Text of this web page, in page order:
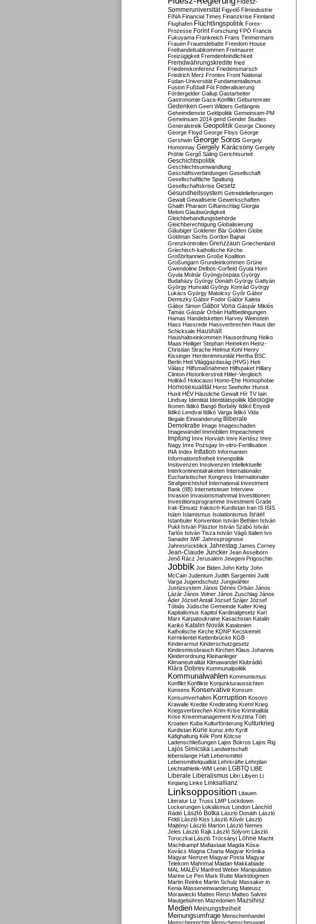
Fidesz-
Sommeruniversität Figyelő Filmindustrie
FINA Financial Times Finanzkrise Finnland
Flughafen Flüchtlingspolitik Forex-
Prozesse Forint Forschung FPÖ Francis
Fukuyama Frankreich Frans Timmermans
Frauen Frauendebatte Freedom House
Freihandelsabkommen Freimaurer
Freizügigkeit Fremdenfeindlichkeit
Fremdwährungskredite fried
Friedenskonferenz Friedensmarsch
Friedrich Merz Frontex Front National
Fudan-Universität Fundamentalismus
Fusion Fußball Fót Föderalisierung
Fördergelder Gallup Gastarbeiter
Gastronomie Gaza-Konflikt Geburtenrate
Gedenken Geert Wilders Gefängnis
Geheimdienste Geldpolitik Gemeinsam-PM
Gemeinsam 2014 gend Gender Studies
Generalstreik Geopolitik George Clooney
George Floyd George Floys George
Gershwin George Soros Gergely
Homonnay Gergely Karácsony Gergely
Pröhle Gergő Sáling Gerichtsurteil
Geschichtspolitik
Geschlechtsumwandlung
Geschäftsverbindungen Gesellschaft
Gesellschaftliche Spaltung
Gesellschaftskrise Gesetz
Gesundheitssystem Getreidelieferungen
Gewalt Gewaltserie Gewerkschaften
Ghaith Pharaon Giftanschlag Giorgia
Meloni Glaubwürdigkeit
Gleichbehandlungsbehörde
Gleichberechtigung Globalisierung
Gläubiger Goldener Bär Golden Globe
Goldman Sachs Gordon Bajnai
Grenzkontrollen Grenzzaun Griechenland
Griechisch-katholische Kirche
Großbritannien Große Koalition
Großungarn Grundeinkommen Grüne
Gwendoline Delbos-Corfield Gyula Horn
Gyula Molnár Gyöngyöspata György
Budaházy György Donáth György Gattyán
György Hunvald György Konrád György
Lukács György Matolcsy Győr Gábor
Demszky Gábor Fodor Gábor Kaleta
Gábor Simon Gábor Vona Gáspár Miklós
Tamás Gáspár Orbán Haftbedingungen
Hamas Handelsketten Harvey Weinstein
Hass Hassrede Hassverbrechen Haus der
Schicksale Haushalt
Haushaltseinkommen Hausordnung Heiko
Maas Heiliger Stephan Heineken Heinz-
Christian Strache Helmut Kohl Henry
Kissinger Herdenimmunität Hertha BSC
Berlin Heti Világgazdaság (HVG) Heti
Válasz Hilfsmaßnahmen Hilfspaket Hillary
Clinton Historikerstreit Hitler-Vergleich
Hollókő Holocaust Homo-Ehe Homophobie
Homosexualität Horst Seehofer Hunxit
Huxit HÉV Häusliche Gewalt Hír TV Iain
Lindsay Identität Identitätspolitik Ideologie
Ikonen Ildikó Bangó Borbély Ildikó Enyedi
Ildikó Lendvai Ildikó Varga Ildikó Vida
Illegale Einwanderung Illiberale
Demokratie Image Imageschaden
Imagewandel Immobilien Impeachment
Impfung Imre Horváth Imre Kertész Imre
Nagy Imre Pozsgay In-vitro-Fertilisation
INA Index Inflation Informanten
Informationsfreiheit Innenpolitik
Inslovenzen Insolvenzen Intellektuelle
Interkontinentalraketen Internationaler
Eucharistischer Kongress Internationaler
Strafgerichtshof International Investment
Bank (IIB) Internetsteuer Interview
Invasion Invasionsmahnmal Investitionen
Investitionsprogramme Investment Grade
Irak-Einsatz Irakisch-Kurdistan Iran IS ISIS
Islam Islamismus Isolationismus Israel
Istanbuler Konvention István Bethlen István
Pukli István Pásztor István Szabó István
Tarlós István Tisza István Vágó Italien Ivo
Sanader IWF Jahresprognose
Jahresrückblick Jahrestag James Corney
Jean-Claude Juncker Jean Asselborn
Jenő Rácz Jerusalem Jewgeni Prigoschin
Jobbik Joe Biden John Kirby John
McCain Judentum Judith Sargentini Judit
Varga Jugendschutz Jungwähler
Justizsystem János Dénes Orbán János
Lázár János Volner János Zuschlag János
Áder József Antall József Szájer József
Tóbiás Jüdische Gemeinde Kalter Krieg
Kapitalismus Kapitol Kardinalgesetz Karl
Marx Karpatoukraine Kasachstan Katalin
Karikó Katalin Novák Katalonien
Katholische Kirche KDNP Kecskemét
Kernklientel Kettenbrücke KGB
Kinderarmut Kinderschutzgesetz
Kindesmissbrauch Kirchen Klaus Johannis
Kleiderordnung Kleinanleger
Klimaneutralität Klimawandel Klubrádió
Klára Dobrev Kommunalpolitik
Kommunalwahlen Kommunismus
Konflikt Konflikte Konjunkturaussichten
Konsens Konservative Konsum
Konsumverhalten Korruption Kosovo
Krawalle Kredite Kreditrating Kreml Krieg
Kriegsverbrechen Krim-Krise Kriminalität
Krise Krisenmanagement Krisztina Tóth
Kroatien Kuba Kulturförderung Kulturkrieg
Kurdistan Kurie kuruc.info Kyrill
Käfighaltung Kék Pont Kötcse
Ladenschließungen Lajos Bokros Lajos Rig
Lajos Simicska Landwirtschaft
lebenslange Haft Lebensmittel
Lebensmittelqualität Lehrkräfte Lehrplan
Leichtathletik-WM Lenin LGBTQ LIBE
Liberale Liberalismus Libri Libyen Li
Keqiang Linke Linksallianz
Linksopposition Litauen
Literatur Liz Truss LMP Lockdown
Lockerungen Lokalismus London Lánchíd
Rádió
László Botka László Donáth László
Földi László Kiss László Kövér László
Majtényi László Marton László Nemes
Jeles László Rajk László Sólyom László
Toroczkai László Trócsányi Löhne Macht
Machtkampf Mafiastaat Magda Kósa-
Kovács Magna Charta Magyar Krónika
Magyar Nemzet Magyar Posta Magyar
Telekom Mahnmal Maidan Makkabiade
MAL MALÉV Manfred Weber Manipulation
Marine Le Pen Mark Rutte Marktdogmen
Martin Reinke Martin Schulz Massaker in
Kenia Masseneinwanderung Mateusz
Morawiecki Matteo Renzi Matteo Salvini
Mautgebühren Mazedonien Mazsihisz
Medien Meinungsfreiheit
Meinungsumfrage Menschenhandel
Menschenrechte Menschenschmuggel